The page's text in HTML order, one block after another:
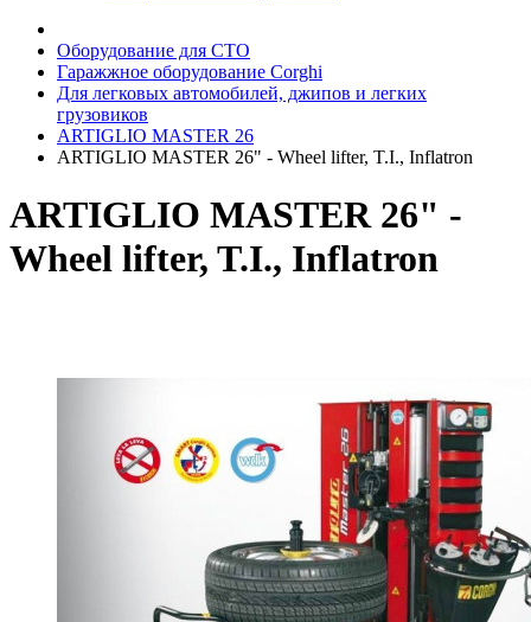
Оборудование для СТО
Гаражжное оборудование Corghi
Для легковых автомобилей, джипов и легких
грузовиков
ARTIGLIO MASTER 26
ARTIGLIO MASTER 26" - Wheel lifter, T.I., Inflatron
ARTIGLIO MASTER 26" -
Wheel lifter, T.I., Inflatron